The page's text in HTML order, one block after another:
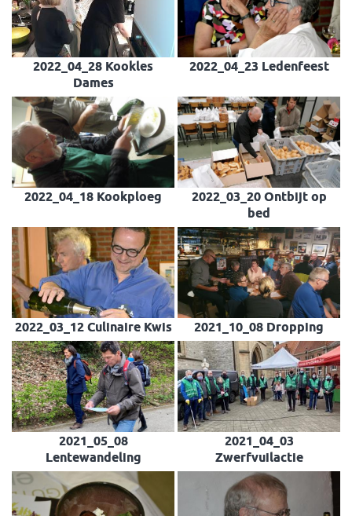
2022_04_28 Kookles
Dames
2022_04_23 Ledenfeest
2022_04_18 Kookploeg
2022_03_20 Ontbijt op
bed
2022_03_12 Culinaire Kwis 2021_10_08 Dropping
2021_05_08
Lentewandeling
2021_04_03
Zwerfvuilactie